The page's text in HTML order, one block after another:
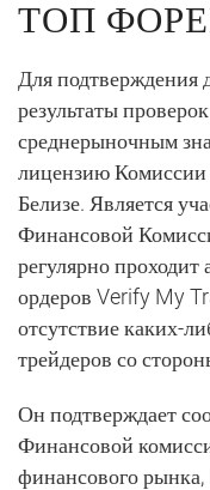
ТОП
Для подтверждения
результаты
среднерыночным
лицензию
Белизе. Является
Финансовой
регулярно проходит
ордеров Verify My
отсутствие каких-
трейдеров со
Он подтверждает
Финансовой
финансового рынка,